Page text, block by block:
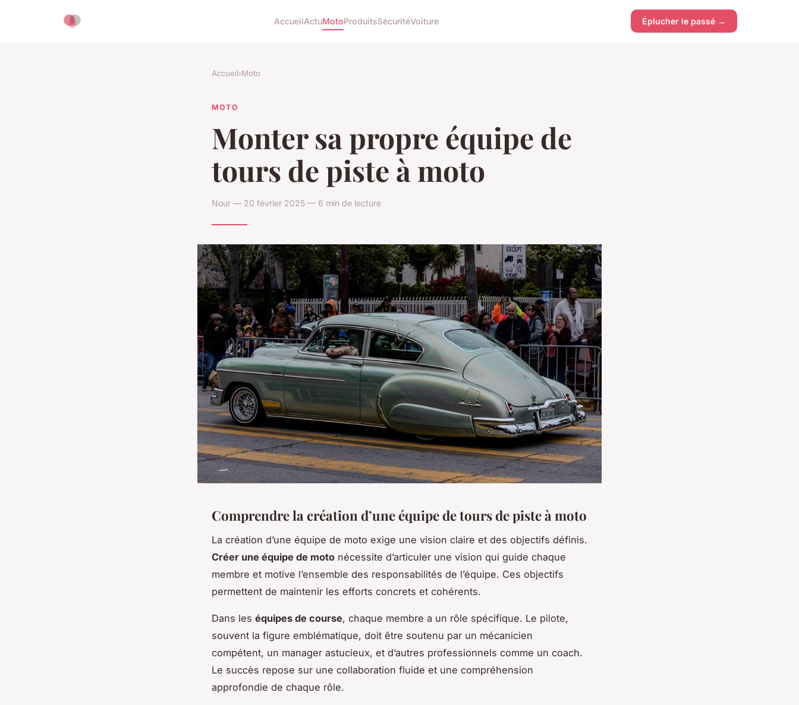
AccueilActuMotoProduitsSécuritéVoiture Éplucher le passé →
Accueil›Moto
MOTO
Monter sa propre équipe de
tours de piste à moto
Nour — 20 février 2025 — 6 min de lecture
Comprendre la création d’une équipe de tours de piste à moto
La création d’une équipe de moto exige une vision claire et des objectifs définis.
Créer une équipe de moto nécessite d’articuler une vision qui guide chaque
membre et motive l’ensemble des responsabilités de l’équipe. Ces objectifs
permettent de maintenir les efforts concrets et cohérents.
Dans les équipes de course, chaque membre a un rôle spécifique. Le pilote,
souvent la figure emblématique, doit être soutenu par un mécanicien
compétent, un manager astucieux, et d’autres professionnels comme un coach.
Le succès repose sur une collaboration fluide et une compréhension
approfondie de chaque rôle.